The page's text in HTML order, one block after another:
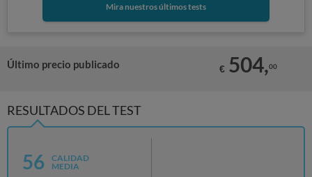
Mira nuestros últimos tests
Último precio publicado € 504,00
RESULTADOS DEL TEST
56
CALIDAD
MEDIA